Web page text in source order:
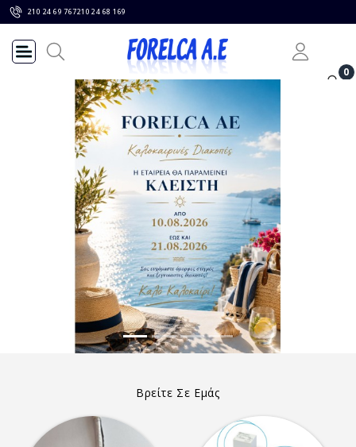
210 24 69 767210 24 68 169
0
Βρείτε Σε Εμάς